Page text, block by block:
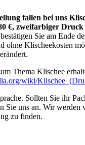
fallen bei uns
€, zweifarbiger
Sie am Ende
ohne Klischeekosten
Thema Klischee
wiki/
Sollten Sie ihr
Sie uns an. Wir werden
zu finden.